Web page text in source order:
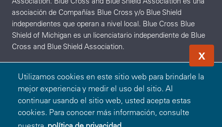
Utilizamos cookies en este sitio web para brindarle la
mejor experiencia y medir el uso del sitio. Al
continuar usando el sitio web, usted acepta estas
cookies. Para conocer más información, consulte
X
asociación de Compañías Blue Cross y/o Blue Shield
independientes que operan a nivel local. Blue Cross Blue
Shield of Michigan es un licenciatario independiente de Blue
Cross and Blue Shield Association.